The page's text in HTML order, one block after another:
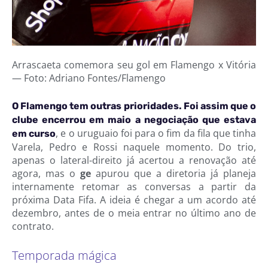
Arrascaeta comemora seu gol em Flamengo x Vitória
— Foto: Adriano Fontes/Flamengo
O Flamengo tem outras prioridades. Foi assim que o
clube encerrou em maio a negociação que estava
em curso, e o uruguaio foi para o fim da fila que tinha
Varela, Pedro e Rossi naquele momento. Do trio,
apenas o lateral-direito já acertou a renovação até
agora, mas o ge apurou que a diretoria já planeja
internamente retomar as conversas a partir da
próxima Data Fifa. A ideia é chegar a um acordo até
dezembro, antes de o meia entrar no último ano de
contrato.
Temporada mágica